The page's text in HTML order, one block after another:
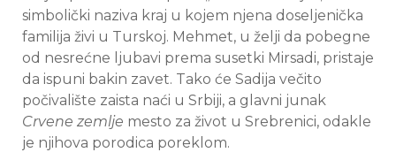
simbolički naziva kraj u kojem njena doseljenička
familija živi u Turskoj. Mehmet, u želji da pobegne
od nesrećne ljubavi prema susetki Mirsadi, pristaje
da ispuni bakin zavet. Tako će Sadija večito
počivalište zaista naći u Srbiji, a glavni junak
Crvene zemlje mesto za život u Srebrenici, odakle
je njihova porodica poreklom.